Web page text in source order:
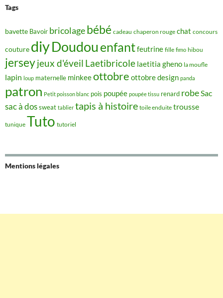
Tags
bavette Bavoir bricolagebébé cadeau chaperon rouge chat concours
couture diyDoudou enfantfeutrine fille fimo hibou
jerseyjeux d'éveil Laetibricole laetitia gheno la moufle
lapin loup maternelle minkeeottobre ottobre design panda
patron Petit poisson blanc pois poupée poupée tissu renard robeSac
sac à dossweat tablier tapis à histoire toile enduite trousse
tunique Tuto tutoriel
Mentions légales